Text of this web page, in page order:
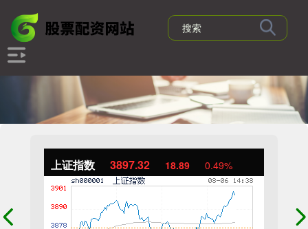
上证指数 3897.32 18.89 0.49%